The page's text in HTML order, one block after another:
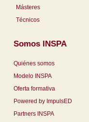
Másteres
Técnicos
Somos INSPA
Quiénes somos
Modelo INSPA
Oferta formativa
Powered by ImpulsED
Partners INSPA